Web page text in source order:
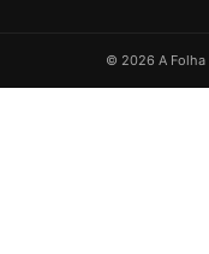
© 2026 A Folha